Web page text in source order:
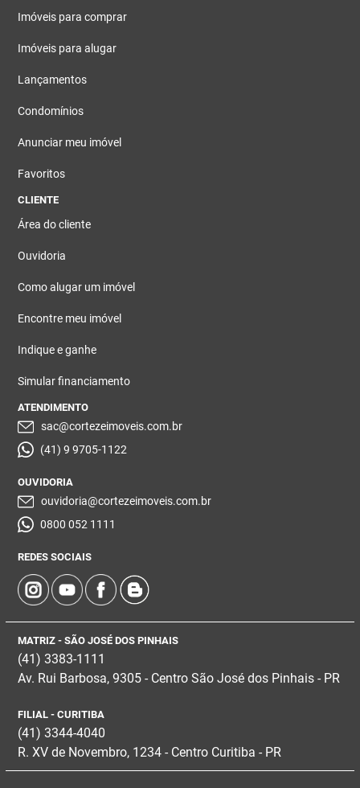
Imóveis para comprar
Imóveis para alugar
Lançamentos
Condomínios
Anunciar meu imóvel
Favoritos
CLIENTE
Área do cliente
Ouvidoria
Como alugar um imóvel
Encontre meu imóvel
Indique e ganhe
Simular financiamento
ATENDIMENTO
sac@cortezeimoveis.com.br
(41) 9 9705-1122
OUVIDORIA
ouvidoria@cortezeimoveis.com.br
0800 052 1111
REDES SOCIAIS
MATRIZ - SÃO JOSÉ DOS PINHAIS
(41) 3383-1111
Av. Rui Barbosa, 9305 - Centro São José dos Pinhais - PR
FILIAL - CURITIBA
(41) 3344-4040
R. XV de Novembro, 1234 - Centro Curitiba - PR